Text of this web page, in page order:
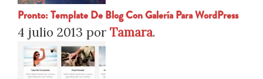
Pronto: Template De Blog Con Galería Para WordPress
4 julio 2013 por Tamara.